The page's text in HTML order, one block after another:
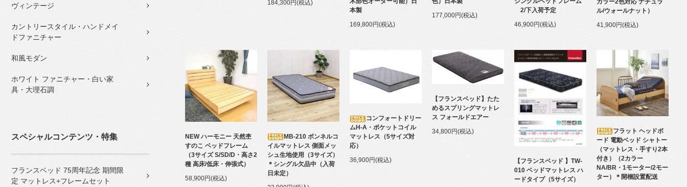
ヴィンテージ
カントリースタイル・ハンドメイ
ドファニチャー
和風モダン
ホワイト ファニチャー・白い家
具・大理石調
スペシャルコンテンツ・特集
フランスベッド 75周年記念 期間限
定 マットレス+フレームセット
184,300円(税込)
本製
169,800円(税込)
177,000円(税込)
2/下入荷予定
46,900円(税込)
ル/ウォールナット）
41,900円(税込)
NEW ハーモニー 天然杢
すのこ ベッドフレーム
（3サイズ S/SD/D・高さ2
種 高床/低床・伸張式）
58,900円(税込)
MB-210 ボンネルコ
イルマットレス 側面メッ
シュ生地使用（3サイズ）
＊シングル欠品中（入荷
日未定）
コンフォートドリー
ムH-A・ポケットコイル
マットレス（5サイズ対
応）
36,900円(税込)
【フランスベッド】たた
めるスプリングマットレ
ス フォールドエアー
34,800円(税込)
【フランスベッド 】TW-
010 ベッドマットレス ハ
ードタイプ（5サイズ）
フラット ヘッドボ
ード 電動ベッド シャトー
（マットレス・手すり2本
付き）（2カラー
NA/BR・1モーター/2モー
ター）＊開梱設置配送